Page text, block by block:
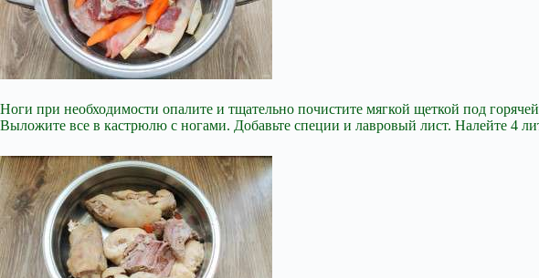
Ноги при необходимости опалите и тщательно почистите мягкой щеткой под
Выложите все в кастрюлю с ногами. Добавьте специи и лавровый лист. Налейте 4